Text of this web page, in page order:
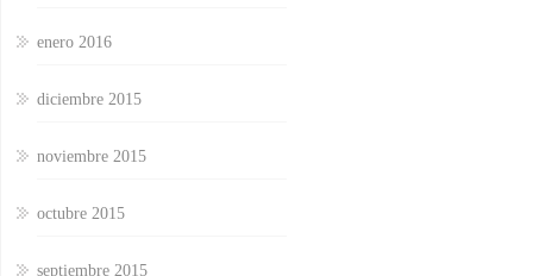
enero 2016
diciembre 2015
noviembre 2015
octubre 2015
septiembre 2015